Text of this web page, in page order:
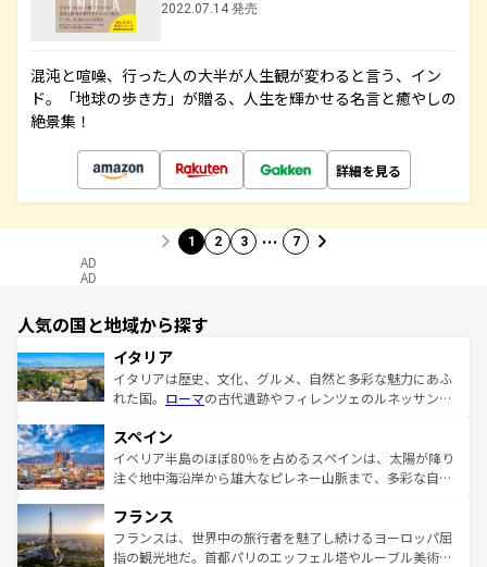
2022.07.14 発売
混沌と喧噪、行った人の大半が人生観が変わると言う、イン
ド。「地球の歩き方」が贈る、人生を輝かせる名言と癒やしの
絶景集！
詳細を見る
1 2 3 … 7
AD
AD
人気の国と地域から探す
イタリア
イタリアは歴史、文化、グルメ、自然と多彩な魅力にあふ
れた国。 ローマの古代遺跡やフィレンツェのルネッサンス
ろん、トスカーナの美しい田園風景やアマルフィ海岸の絶
景など、自然景観も見逃せない。観光の合間には、本場の
ピザやパスタなど、絶品のイタリア料理を堪能することも
ませてくれるイタリアで、忘れられない旅をしてみよう！
なお、新着のイタリア情報はコンテンツ一覧 を参照してほ
しい。
スペイン
イベリア半島のほぼ80％を占めるスペインは、太陽が降り
注ぐ地中海沿岸から雄大なピレネー山脈まで、多彩な自然
文化が根付くこの国では、情熱的なフラメンコ、熱気あふ
れる闘牛、そして美味しいタパスが生活の一部となってい
る。首都マドリードの洗練された雰囲気や、バルセロナの
フランス
フランスは、世界中の旅行者を魅了し続けるヨーロッパ屈
指の観光地だ。首都パリのエッフェル塔やルーブル美術館